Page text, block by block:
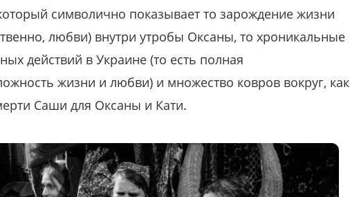
символично показывает то зарождение жизни
любви) внутри утробы Оксаны, то хроникальные
действий в Украине (то есть полная
жизни и любви) и множество ковров вокруг, как
Саши для Оксаны и Кати.